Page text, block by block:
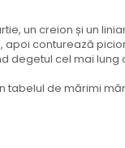
un creion și un
apoi conturează
degetul cel mai lung
tabelul de mărimi